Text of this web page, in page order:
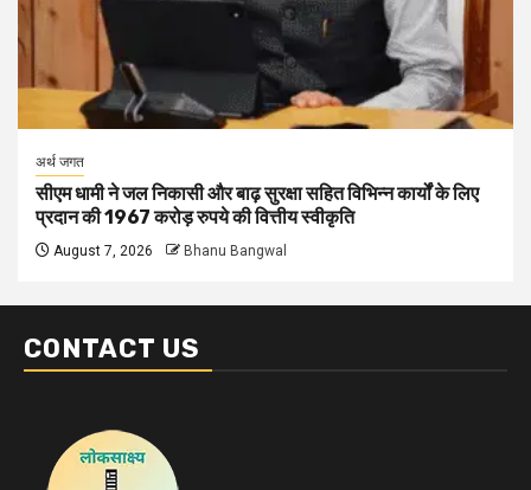
अर्थ जगत
सीएम धामी ने जल निकासी और बाढ़ सुरक्षा सहित विभिन्न कार्यों के लिए
प्रदान की 1967 करोड़ रुपये की वित्तीय स्वीकृति
August 7, 2026 Bhanu Bangwal
CONTACT US